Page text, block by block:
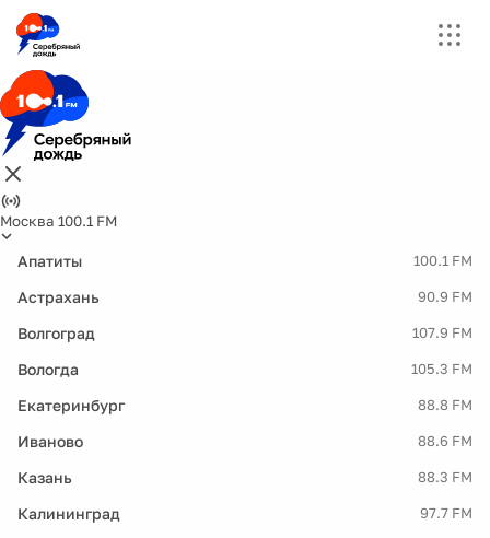
Москва 100.1 FM
Апатиты 100.1 FM
Астрахань 90.9 FM
Волгоград 107.9 FM
Вологда 105.3 FM
Екатеринбург 88.8 FM
Иваново 88.6 FM
Казань 88.3 FM
Калининград 97.7 FM